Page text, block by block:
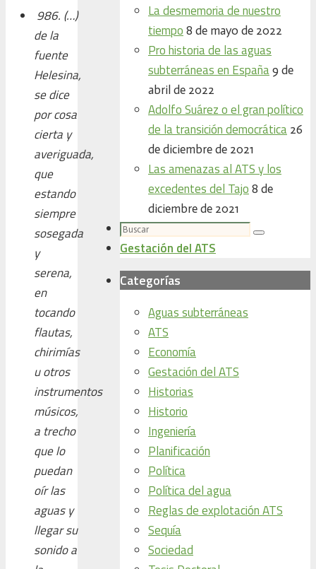
986. (…)
de la
fuente
Helesina,
se dice
por cosa
cierta y
averiguada,
que
estando
siempre
sosegada
y
serena,
en
tocando
flautas,
chirimías
u otros
instrumentos
músicos,
a trecho
que lo
puedan
oír las
aguas y
llegar su
sonido a
La desmemoria de nuestro
tiempo 8 de mayo de 2022
Pro historia de las aguas
subterráneas en España 9 de
abril de 2022
Adolfo Suárez o el gran político
de la transición democrática 26
de diciembre de 2021
Las amenazas al ATS y los
excedentes del Tajo 8 de
diciembre de 2021
Buscar:
Buscar
Gestación del ATS
Categorías
Aguas subterráneas
ATS
Economía
Gestación del ATS
Historias
Historio
Ingeniería
Planificación
Política
Política del agua
Reglas de explotación ATS
Sequía
Sociedad